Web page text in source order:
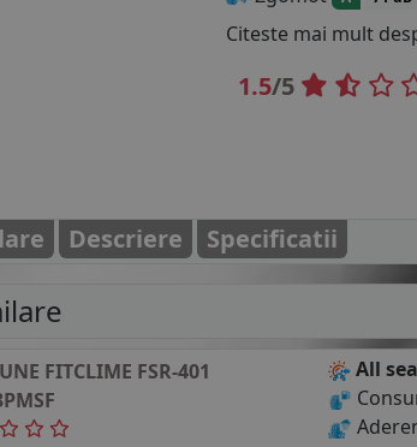
Citeste mai mult
1.5/5
Descriere Specificatii
FITCLIME FSR-401
All